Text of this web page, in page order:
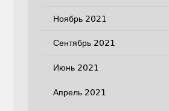
Ноябрь 2021
Сентябрь 2021
Июнь 2021
Апрель 2021